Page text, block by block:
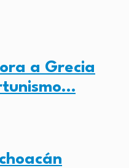
a Grecia